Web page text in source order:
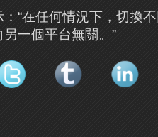
“在任何情況下，切換
一個平台無關。”